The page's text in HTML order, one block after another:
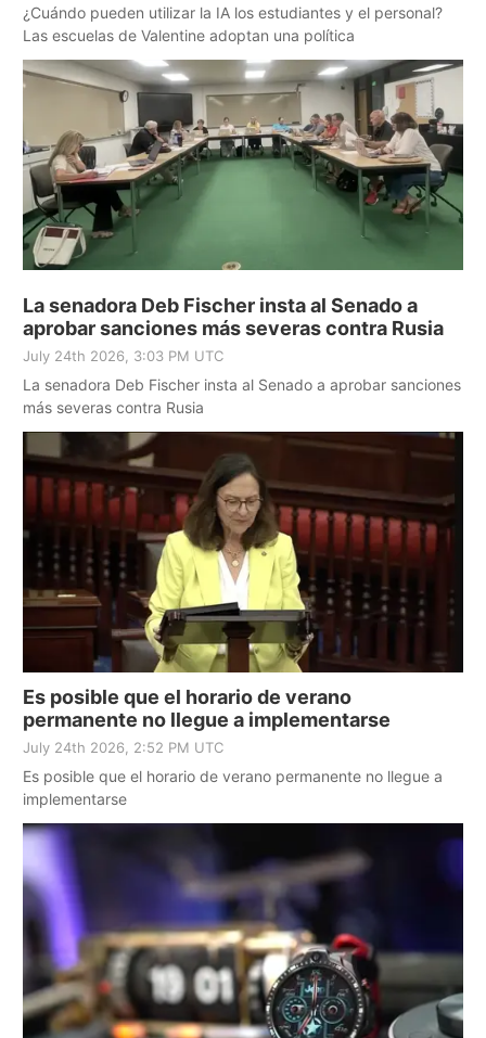
¿Cuándo pueden utilizar la IA los estudiantes y el personal?
Las escuelas de Valentine adoptan una política
La senadora Deb Fischer insta al Senado a
aprobar sanciones más severas contra Rusia
July 24th 2026, 3:03 PM UTC
La senadora Deb Fischer insta al Senado a aprobar sanciones
más severas contra Rusia
Es posible que el horario de verano
permanente no llegue a implementarse
July 24th 2026, 2:52 PM UTC
Es posible que el horario de verano permanente no llegue a
implementarse